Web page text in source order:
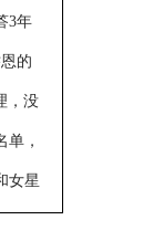
3年
的
，没
，
碑
女星